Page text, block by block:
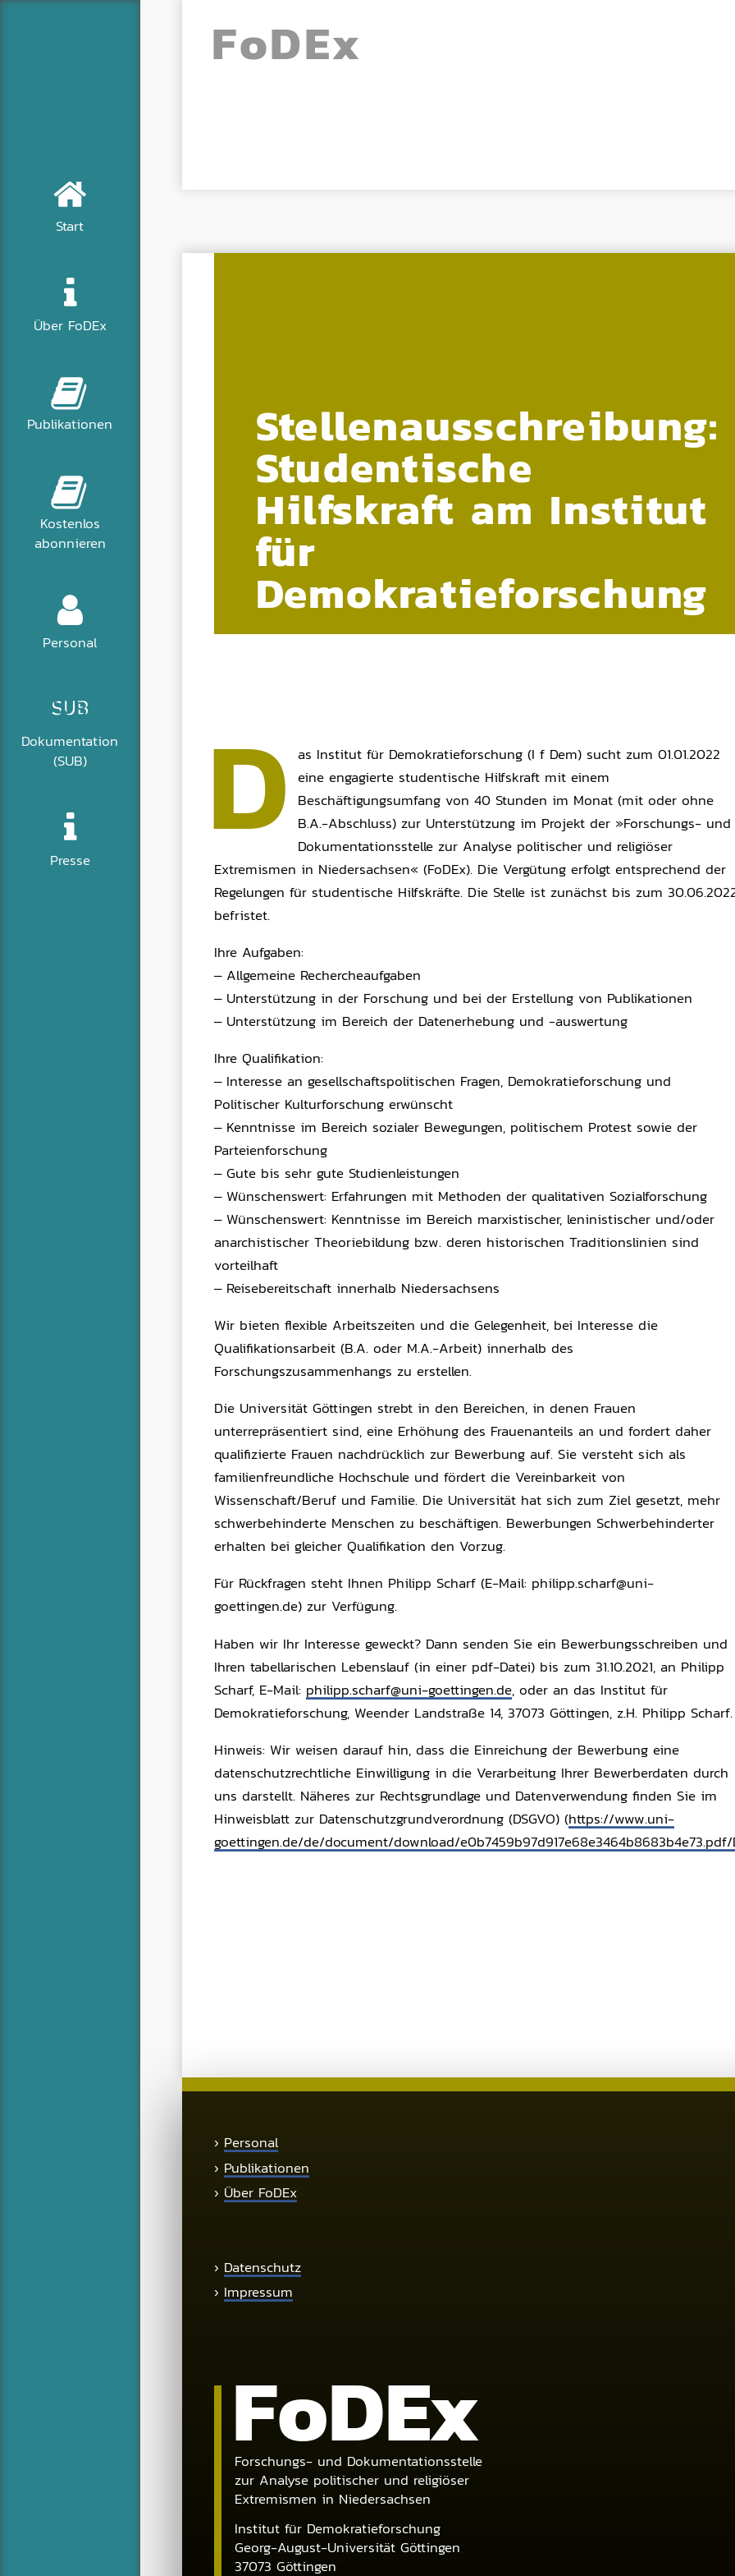
Start
Über FoDEx
Publikationen
Kostenlos
abonnieren
Personal
Dokumentation
(SUB)
Presse
FoDEx
Stellenausschreibung:
Studentische
Hilfskraft am Institut
für
Demokratieforschung
D
as Institut für Demokratieforschung (I f Dem) sucht zum 01.01.2022
eine engagierte studentische Hilfskraft mit einem
Beschäftigungsumfang von 40 Stunden im Monat (mit oder ohne
B.A.-Abschluss) zur Unterstützung im Projekt der »Forschungs- und
Dokumentationsstelle zur Analyse politischer und religiöser
Extremismen in Niedersachsen« (FoDEx). Die Vergütung erfolgt entsprechend der
Regelungen für studentische Hilfskräfte. Die Stelle ist zunächst bis zum
befristet.
Ihre Aufgaben:
– Allgemeine Rechercheaufgaben
– Unterstützung in der Forschung und bei der Erstellung von Publikationen
– Unterstützung im Bereich der Datenerhebung und -auswertung
Ihre Qualifikation:
– Interesse an gesellschaftspolitischen Fragen, Demokratieforschung und
Politischer Kulturforschung erwünscht
– Kenntnisse im Bereich sozialer Bewegungen, politischem Protest sowie der
Parteienforschung
– Gute bis sehr gute Studienleistungen
– Wünschenswert: Erfahrungen mit Methoden der qualitativen Sozialforschung
– Wünschenswert: Kenntnisse im Bereich marxistischer, leninistischer und/oder
anarchistischer Theoriebildung bzw. deren historischen Traditionslinien sind
vorteilhaft
– Reisebereitschaft innerhalb Niedersachsens
Wir bieten flexible Arbeitszeiten und die Gelegenheit, bei Interesse die
Qualifikationsarbeit (B.A. oder M.A.-Arbeit) innerhalb des
Forschungszusammenhangs zu erstellen.
Die Universität Göttingen strebt in den Bereichen, in denen Frauen
unterrepräsentiert sind, eine Erhöhung des Frauenanteils an und fordert daher
qualifizierte Frauen nachdrücklich zur Bewerbung auf. Sie versteht sich als
familienfreundliche Hochschule und fördert die Vereinbarkeit von
Wissenschaft/Beruf und Familie. Die Universität hat sich zum Ziel gesetzt, mehr
schwerbehinderte Menschen zu beschäftigen. Bewerbungen Schwerbehinderter
erhalten bei gleicher Qualifikation den Vorzug.
Für Rückfragen steht Ihnen Philipp Scharf (E-Mail: philipp.scharf@uni-
goettingen.de) zur Verfügung.
Haben wir Ihr Interesse geweckt? Dann senden Sie ein Bewerbungsschreiben und
Ihren tabellarischen Lebenslauf (in einer pdf-Datei) bis zum 31.10.2021, an Philipp
Scharf, E-Mail: philipp.scharf@uni-goettingen.de, oder an das Institut für
Demokratieforschung, Weender Landstraße 14, 37073 Göttingen, z.H. Philipp Scharf.
Hinweis: Wir weisen darauf hin, dass die Einreichung der Bewerbung eine
datenschutzrechtliche Einwilligung in die Verarbeitung Ihrer Bewerberdaten durch
uns darstellt. Näheres zur Rechtsgrundlage und Datenverwendung finden Sie im
Hinweisblatt zur Datenschutzgrundverordnung (DSGVO) (https://www.uni-
goettingen.de/de/document/download/e0b7459b97d917e68e3464b8683b4e73.pdf/
› Personal
› Publikationen
› Über FoDEx
› Datenschutz
› Impressum
FoDEx
Forschungs- und Dokumentationsstelle
zur Analyse politischer und religiöser
Extremismen in Niedersachsen
Institut für Demokratieforschung
Georg-August-Universität Göttingen
37073 Göttingen